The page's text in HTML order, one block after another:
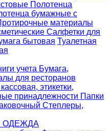
Полотенца
бумажные с
материалы
Салфетки для
бытовая Туалетная
учета Бумага,
для ресторанов
этикетки,
принадлежности Папки
Степлеры,
ОДЕЖДА